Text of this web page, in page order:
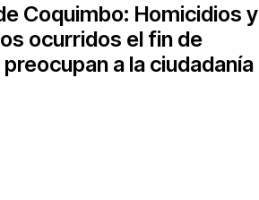
Coquimbo: Homicidios y
ocurridos el fin de
a la ciudadanía